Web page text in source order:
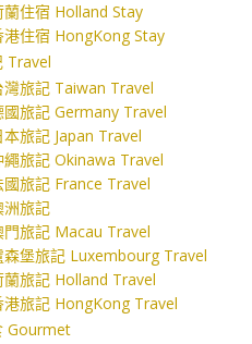
蘭住宿 Holland Stay
港住宿 HongKong Stay
Travel
灣旅記 Taiwan Travel
國旅記 Germany Travel
本旅記 Japan Travel
繩旅記 Okinawa Travel
國旅記 France Travel
洲旅記
門旅記 Macau Travel
森堡旅記 Luxembourg Travel
蘭旅記 Holland Travel
港旅記 HongKong Travel
Gourmet